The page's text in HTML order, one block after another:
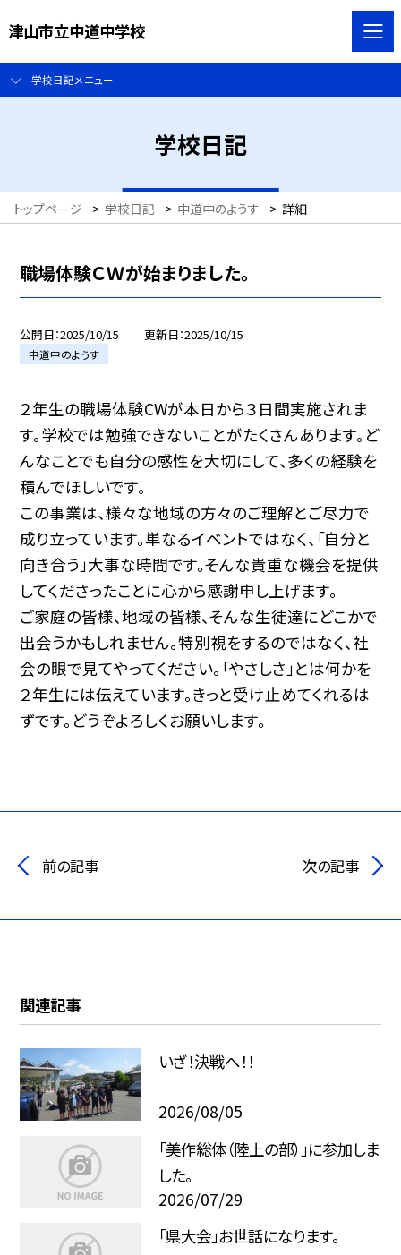
津山市立中道中学校
学校日記メニュー
学校日記
トップページ > 学校日記 > 中道中のようす > 詳細
職場体験ＣＷが始まりました。
公開日 2025/10/15 更新日 2025/10/15
中道中のようす
２年生の職場体験CWが本日から３日間実施されま
す。学校では勉強できないことがたくさんあります。ど
んなことでも自分の感性を大切にして、多くの経験を
積んでほしいです。
この事業は、様々な地域の方々のご理解とご尽力で
成り立っています。単なるイベントではなく、「自分と
向き合う」大事な時間です。そんな貴重な機会を提供
してくださったことに心から感謝申し上げます。
ご家庭の皆様、地域の皆様、そんな生徒達にどこかで
出会うかもしれません。特別視をするのではなく、社
会の眼で見てやってください。「やさしさ」とは何かを
２年生には伝えています。きっと受け止めてくれるは
ずです。どうぞよろしくお願いします。
前の記事 次の記事
関連記事
いざ！決戦へ！！
2026/08/05
「美作総体（陸上の部）」に参加しま
した。
2026/07/29
「県大会」お世話になります。